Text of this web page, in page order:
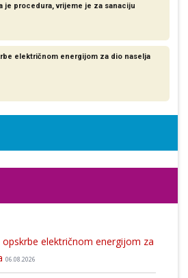
je procedura, vrijeme je za sanaciju
električnom energijom za dio naselja
električnom energijom za
06.08.2026